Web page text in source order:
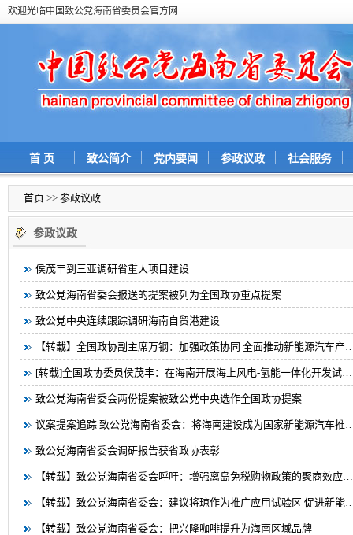
欢迎光临中国致公党海南省委员会官方网
首 页 致公简介 党内要闻 参政议政 社会服务
首页 >> 参政议政
参政议政
侯茂丰到三亚调研省重大项目建设
致公党海南省委会报送的提案被列为全国政协重点提案
致公党中央连续跟踪调研海南自贸港建设
【转载】全国政协副主席万钢：加强政策协同 全面推动新能源汽车产
[转载]全国政协委员侯茂丰：在海南开展海上风电-氢能一体化开发试…
致公党海南省委会两份提案被致公党中央选作全国政协提案
议案提案追踪 致公党海南省委会：将海南建设成为国家新能源汽车推
致公党海南省委会调研报告获省政协表彰
【转载】致公党海南省委会呼吁：增强离岛免税购物政策的聚商效应…
【转载】致公党海南省委会：建议将琼作为推广应用试验区 促进新能
【转载】致公党海南省委会：把兴隆咖啡提升为海南区域品牌